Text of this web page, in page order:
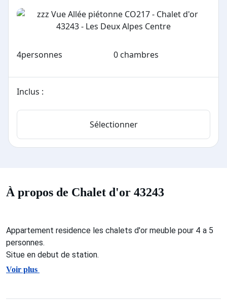
4personnes 0 chambres
Inclus :
Sélectionner
À propos de Chalet d'or 43243
Appartement residence les chalets d'or meuble pour 4 a 5
personnes.
Situe en debut de station.
Voir plus